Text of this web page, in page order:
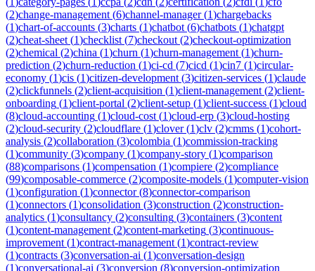
(2)change-management (6)channel-manager(1)chargebacks
(1)chart-of-accounts (3)charts (1)chatbot (6)chatbots (1)chatgpt
(2)cheat-sheet (1)checklist (7)checkout (2)checkout-optimization
(2)chemical (2)china (1)churn (1)churn-management (1)churn-
prediction (2)churn-reduction (1)ci-cd (7)cicd (1)cin7 (1)circular-
economy (1)cis (1)citizen-development (3)citizen-services (1)claude
(2)clickfunnels (2)client-acquisition (1)client-management (2)client-
onboarding (1)client-portal (2)client-setup (1)client-success (1)cloud
(8)cloud-accounting (1)cloud-cost (1)cloud-erp (3)cloud-hosting
(2)cloud-security (2)cloudflare (1)clover(1)clv (2)cmms (1)cohort-
analysis (2)collaboration (3)colombia (1)commission-tracking
(1)community (3)company (1)company-story (1)comparison
(88)comparisons (1)compensation (1)compiere (2)compliance
(99)composable-commerce (2)composite-models (1)computer-vision
(1)configuration (1)connector(8)connector-comparison
(1)connectors (1)consolidation (3)construction (2)construction-
analytics (1)consultancy (2)consulting (3)containers (3)content
(1)content-management (2)content-marketing (3)continuous-
improvement (1)contract-management (1)contract-review
(1)contracts (3)conversation-ai (1)conversation-design
(1)conversational-ai (3)conversion (8)conversion-optimization